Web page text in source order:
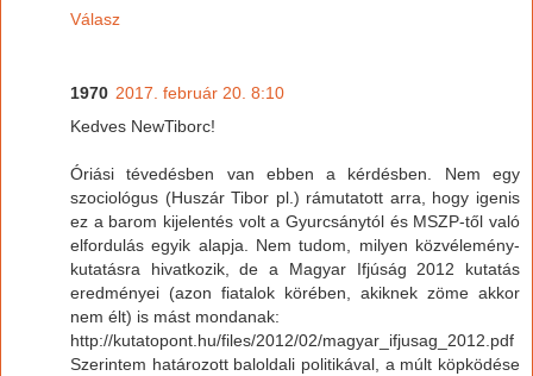
Válasz
1970 2017. február 20. 8:10
Kedves NewTiborc!
Óriási tévedésben van ebben a kérdésben. Nem egy
szociológus (Huszár Tibor pl.) rámutatott arra, hogy igenis
ez a barom kijelentés volt a Gyurcsánytól és MSZP-től való
elfordulás egyik alapja. Nem tudom, milyen közvélemény-
kutatásra hivatkozik, de a Magyar Ifjúság 2012 kutatás
eredményei (azon fiatalok körében, akiknek zöme akkor
nem élt) is mást mondanak:
http://kutatopont.hu/files/2012/02/magyar_ifjusag_2012.pdf
Szerintem határozott baloldali politikával, a múlt köpködése